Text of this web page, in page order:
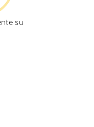
su